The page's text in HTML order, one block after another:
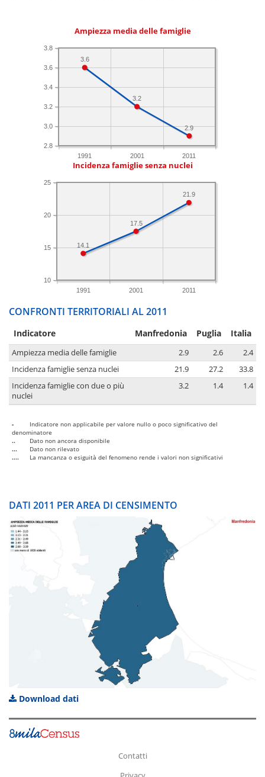
Ampiezza media delle famiglie
1991 2001 2011
2.8
3.0
3.2
3.4
3.6
3.8
2.9
3.2
3.6
Incidenza famiglie senza nuclei
1991 2001 2011
10
15
20
25
21.9
17.5
14.1
CONFRONTI TERRITORIALI AL 2011
Indicatore Manfredonia Puglia Italia
Ampiezza media delle famiglie 2.9 2.6
2.4
Incidenza famiglie senza nuclei
21.9 27.2
33.8
Incidenza famiglie con due o più
nuclei
3.2 1.4 1.4
-
Indicatore non applicabile per valore nullo o poco significativo del
denominatore
..
Dato non ancora disponibile
...
Dato non rilevato
....
La mancanza o esiguità del fenomeno rende i valori non significativi
DATI 2011 PER AREA DI CENSIMENTO
Download dati
Contatti